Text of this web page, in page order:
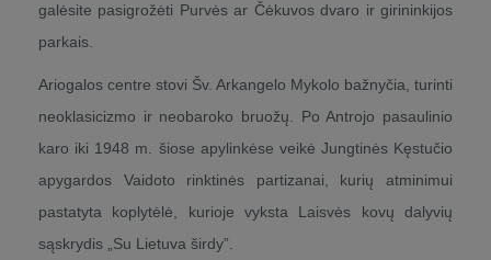
galėsite pasigrožėti Purvės ar Čėkuvos dvaro ir girininkijos
parkais.
Ariogalos centre stovi Šv. Arkangelo Mykolo bažnyčia, turinti
neoklasicizmo ir neobaroko bruožų. Po Antrojo pasaulinio
karo iki 1948 m. šiose apylinkėse veikė Jungtinės Kęstučio
apygardos Vaidoto rinktinės partizanai, kurių atminimui
pastatyta koplytėlė, kurioje vyksta Laisvės kovų dalyvių
sąskrydis „Su Lietuva širdy”.